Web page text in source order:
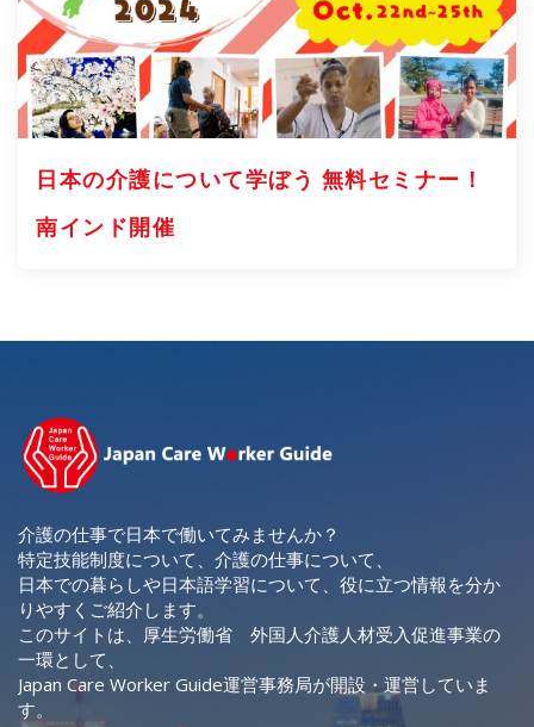
日本の介護について学ぼう 無料セミナー！
南インド開催
介護の仕事で日本で働いてみませんか？
特定技能制度について、介護の仕事について、
日本での暮らしや日本語学習について、役に立つ情報を分か
りやすくご紹介します。
このサイトは、厚生労働省 外国人介護人材受入促進事業の
一環として、
Japan Care Worker Guide運営事務局が開設・運営していま
す。